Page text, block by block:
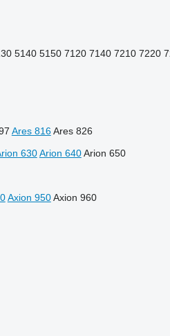
5140 5150 7120 7140 7210 7220
Ares 816 Ares 826
630 Arion 640 Arion 650
Axion 950 Axion 960